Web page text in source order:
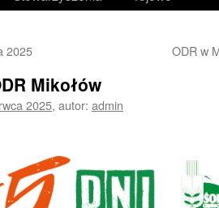
2025 ODR w
Mikołów
2025, autor: admin